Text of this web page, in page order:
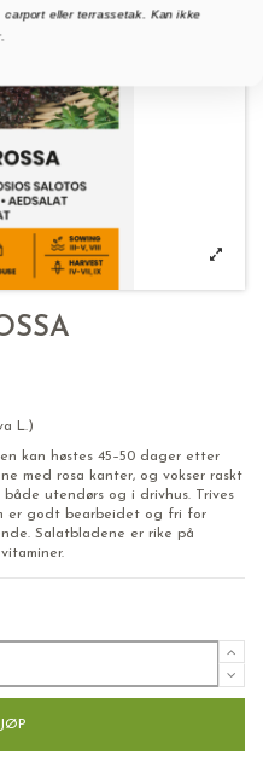
L.)
kan høstes 45–50 dager etter
med rosa kanter, og vokser raskt
utendørs og i drivhus. Trives
er godt bearbeidet og fri for
Salatbladene er rike på
eller terrassetak. Kan ikke